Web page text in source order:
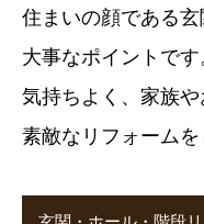
住まいの顔である
大事なポイントです
気持ちよく、家族や
素敵なリフォームを